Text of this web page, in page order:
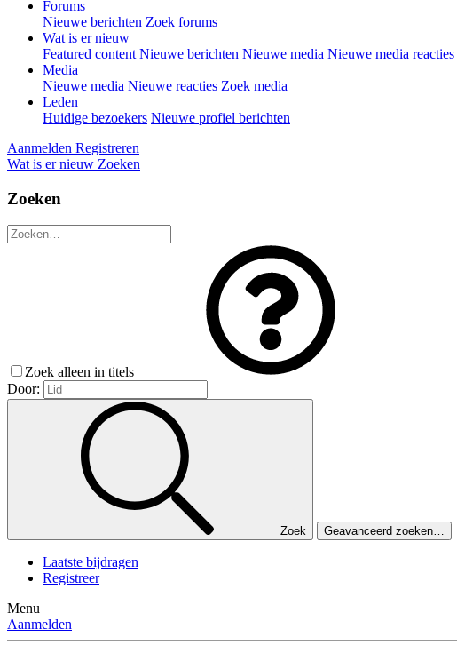
Forums
Nieuwe berichten Zoek forums
Wat is er nieuw
Featured content Nieuwe berichten Nieuwe media Nieuwe media reacties
Media
Nieuwe media Nieuwe reacties Zoek media
Leden
Huidige bezoekers Nieuwe profiel berichten
Aanmelden Registreren
Wat is er nieuw Zoeken
Zoeken
Zoek alleen in titels
Door:
Zoek Geavanceerd zoeken…
Laatste bijdragen
Registreer
Menu
Aanmelden